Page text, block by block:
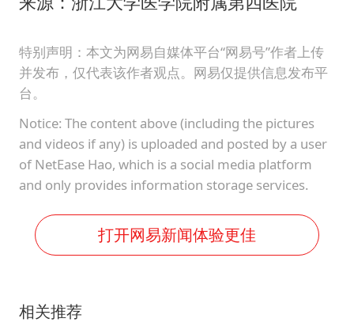
特别声明：本文为网易自媒体平台“网易号”作者上传
并发布，仅代表该作者观点。网易仅提供信息发布平
台。
Notice: The content above (including the pictures
and videos if any) is uploaded and posted by a user
of NetEase Hao, which is a social media platform
and only provides information storage services.
打开网易新闻体验更佳
相关推荐